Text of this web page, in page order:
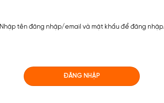
Nhập tên đăng nhập/email và mật khẩu để đăng nhập.
ĐĂNG NHẬP